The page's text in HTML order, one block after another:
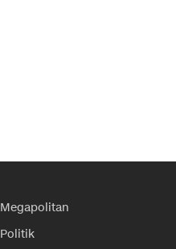
Megapolitan
Politik